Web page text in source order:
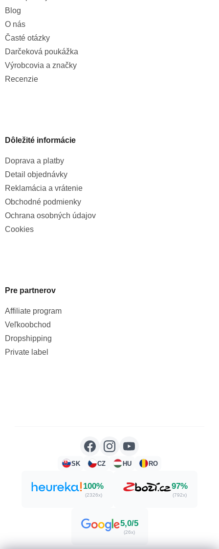
Blog
O nás
Časté otázky
Darčeková poukážka
Výrobcovia a značky
Recenzie
Dôležité informácie
Doprava a platby
Detail objednávky
Reklamácia a vrátenie
Obchodné podmienky
Ochrana osobných údajov
Cookies
Pre partnerov
Affiliate program
Veľkoobchod
Dropshipping
Private label
SK CZ HU RO
100%
(2326x)
97%
(792x)
5,0/5
(26x)